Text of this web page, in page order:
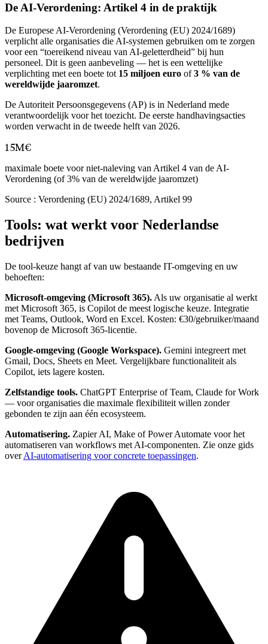
De AI-Verordening: Artikel 4 in de praktijk
De Europese AI-Verordening (Verordening (EU) 2024/1689)
verplicht alle organisaties die AI-systemen gebruiken om te zorgen
voor een “toereikend niveau van AI-geletterdheid” bij hun
personeel. Dit is geen aanbeveling — het is een wettelijke
verplichting met een boete tot 15 miljoen euro of3 % van de
wereldwijde jaaromzet.
De Autoriteit Persoonsgegevens (AP) is in Nederland mede
verantwoordelijk voor het toezicht. De eerste handhavingsacties
worden verwacht in de tweede helft van 2026.
15M€
maximale boete voor niet-naleving van Artikel 4 van de AI-
Verordening (of 3% van de wereldwijde jaaromzet)
Source : Verordening (EU) 2024/1689, Artikel 99
Tools: wat werkt voor Nederlandse
bedrijven
De tool-keuze hangt af van uw bestaande IT-omgeving en uw
behoeften:
Microsoft-omgeving (Microsoft 365). Als uw organisatie al werkt
met Microsoft 365, is Copilot de meest logische keuze. Integratie
met Teams, Outlook, Word en Excel. Kosten: €30/gebruiker/maand
bovenop de Microsoft 365-licentie.
Google-omgeving (Google Workspace). Gemini integreert met
Gmail, Docs, Sheets en Meet. Vergelijkbare functionaliteit als
Copilot, iets lagere kosten.
Zelfstandige tools. ChatGPT Enterprise of Team, Claude for Work
— voor organisaties die maximale flexibiliteit willen zonder
gebonden te zijn aan één ecosysteem.
Automatisering. Zapier AI, Make of Power Automate voor het
automatiseren van workflows met AI-componenten. Zie onze gids
overAI-automatisering voor concrete toepassingen.